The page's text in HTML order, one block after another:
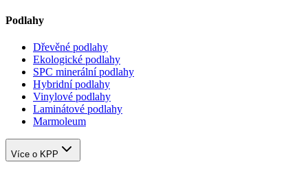
Podlahy
Dřevěné podlahy
Ekologické podlahy
SPC minerální podlahy
Hybridní podlahy
Vinylové podlahy
Laminátové podlahy
Marmoleum
Více o KPP